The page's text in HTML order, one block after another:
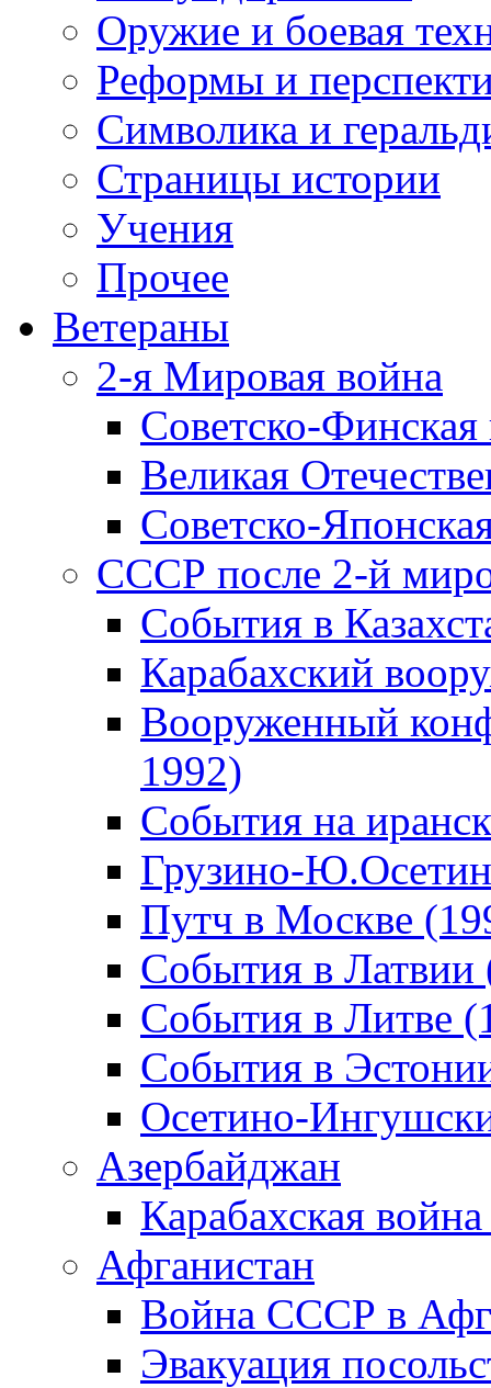
Оружие и боевая
Реформы и
Символика и
Страницы истории
Учения
Прочее
Ветераны
2-я Мировая война
Советско-
Великая
Советско-
СССР после 2-й
События в
Карабахский
Вооруженный
1992)
События на
Грузино-
Путч в Москве
События в Латвии
События в Литве
События в
Осетино-
Азербайджан
Карабахская
Афганистан
Война СССР в
Эвакуация